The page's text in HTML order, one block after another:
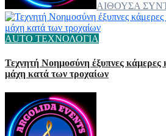
ΑΙΘΟΥΣΑ
AUTO ΤΕΧΝΟΛΟΓΙΑ
Τεχνητή Νοημοσύνη έξυπνες κάμερες
μάχη κατά των τροχαίων